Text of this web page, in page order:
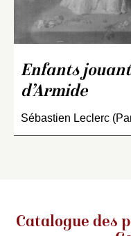
Enfants jouant
d’Armide
Sébastien Leclerc
Catalogue des